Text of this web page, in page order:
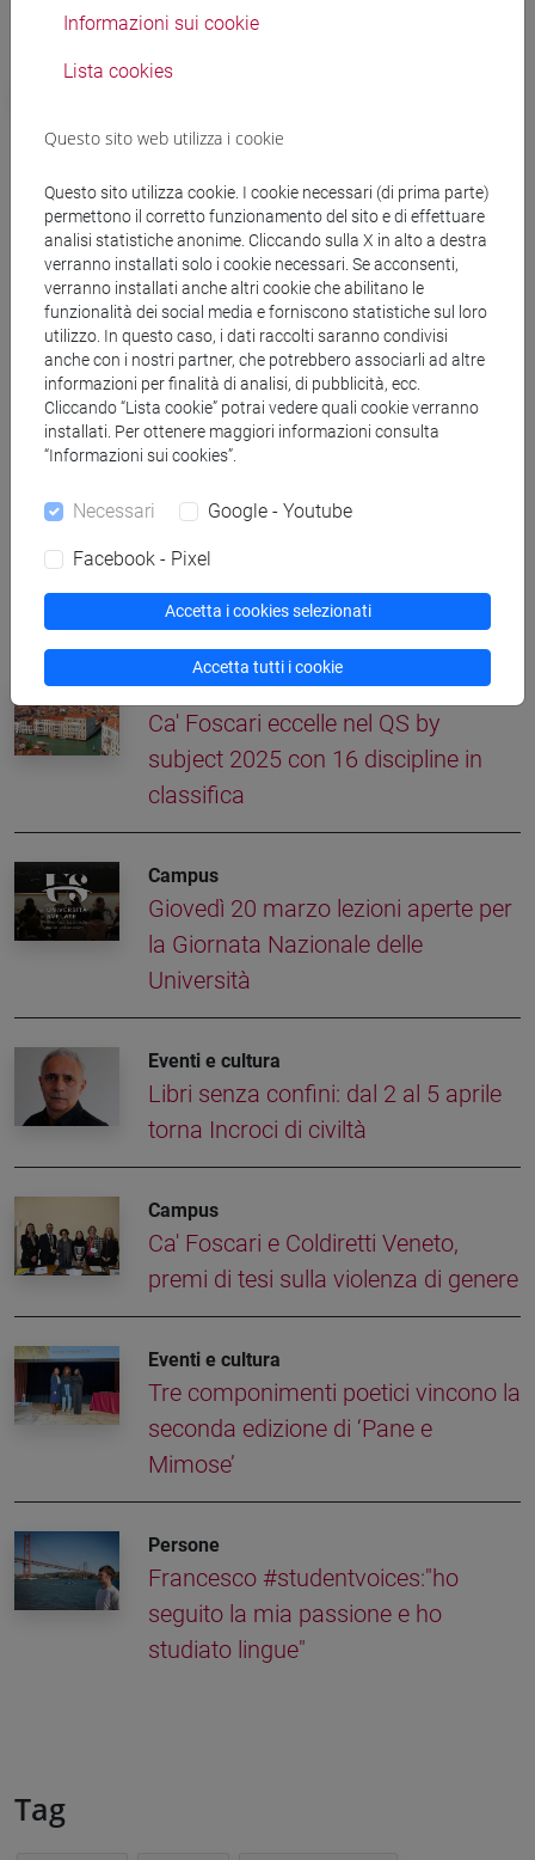
Teruel (E) e, in Friuli, la Riserva di caccia di Spilimbergo (PN).
News correlate
Focus ricerca
Addio alle spiagge? Dune unica difesa per
le coste divorate dal mare
Focus ricerca
Spiagge e dune da difendere: reportage
Altre notizie
Campus
Ca' Foscari eccelle nel QS by
subject 2025 con 16 discipline in
classifica
Campus
Giovedì 20 marzo lezioni aperte per
la Giornata Nazionale delle
Università
Eventi e cultura
Libri senza confini: dal 2 al 5 aprile
torna Incroci di civiltà
Campus
Ca' Foscari e Coldiretti Veneto,
premi di tesi sulla violenza di genere
Eventi e cultura
Tre componimenti poetici vincono la
seconda edizione di ‘Pane e
Mimose’
Persone
Francesco #studentvoices:"ho
seguito la mia passione e ho
studiato lingue"
Tag
Informazioni sui cookie
Lista cookies
Questo sito web utilizza i cookie
Questo sito utilizza cookie. I cookie necessari (di prima parte)
permettono il corretto funzionamento del sito e di effettuare
analisi statistiche anonime. Cliccando sulla X in alto a destra
verranno installati solo i cookie necessari. Se acconsenti,
verranno installati anche altri cookie che abilitano le
funzionalità dei social media e forniscono statistiche sul loro
utilizzo. In questo caso, i dati raccolti saranno condivisi
anche con i nostri partner, che potrebbero associarli ad altre
informazioni per finalità di analisi, di pubblicità, ecc.
Cliccando “Lista cookie” potrai vedere quali cookie verranno
installati. Per ottenere maggiori informazioni consulta
“Informazioni sui cookies”.
Necessari Google - Youtube
Facebook - Pixel
Accetta i cookies selezionati
Accetta tutti i cookie